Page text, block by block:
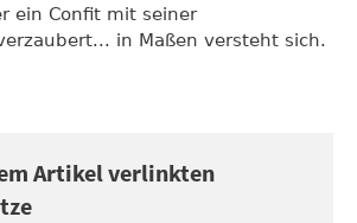
ein Confit mit seiner
in Maßen versteht sich.
Artikel verlinkten